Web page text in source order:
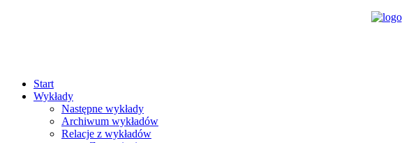
Start
Wykłady
Następne wykłady
Archiwum wykładów
Relacje z wykładów